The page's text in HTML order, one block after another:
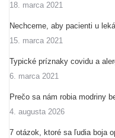
18. marca 2021
Nechceme, aby pacienti u
15. marca 2021
Typické príznaky covidu a
6. marca 2021
Prečo sa nám robia modriny
4. augusta 2026
7 otázok, ktoré sa ľudia boja